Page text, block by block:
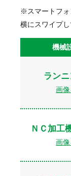
※スマートフォ
横にスワイプし
機械
ラン
画
ＮＣ加工
画